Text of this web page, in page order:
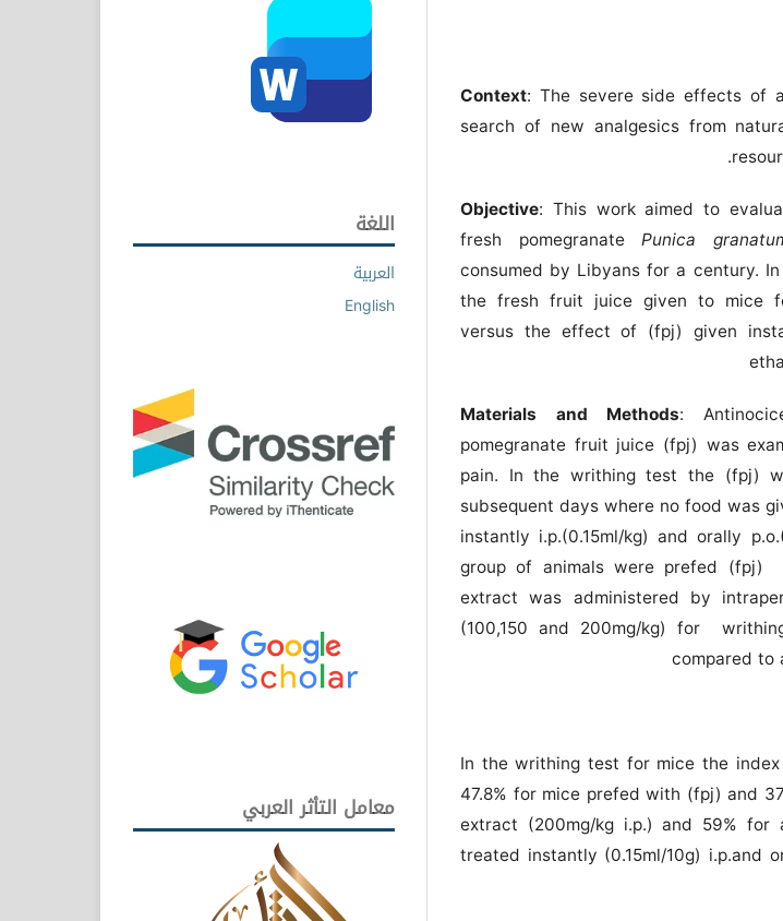
Context: The severe side effects of
search of new analgesics from
Objective: This work aimed to
fresh pomegranatePunica
consumed by Libyans for a century.
the fresh fruit juice given to mice
versus the effect of (fpj) given
Materials and Methods:
pomegranate fruit juice (fpj) was
pain. In the writhing test the (fpj)
subsequent days where no food was
instantly i.p.(0.15ml/kg) and orally
group of animals were prefed (fpj)
extract was administered by
(100,150 and 200mg/kg) for
compared to
In the writhing test for mice the
47.8% for mice prefed with (fpj) and
extract (200mg/kg i.p.) and 59% for
treated instantly (0.15ml/10g) i.p.and
اللغة
العربية
English
معامل التأثر العربي